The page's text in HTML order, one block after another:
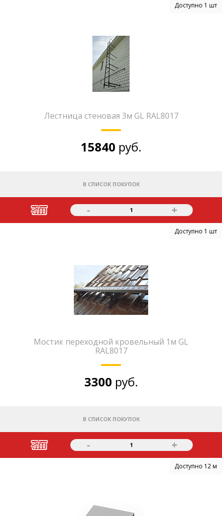
Доступно 1 шт
Лестница стеновая 3м GL RAL8017
15840 руб.
В СПИСОК ПОКУПОК
- 1 +
Доступно 1 шт
Мостик переходной кровельный 1м GL
RAL8017
3300 руб.
В СПИСОК ПОКУПОК
- 1 +
Доступно 12 м